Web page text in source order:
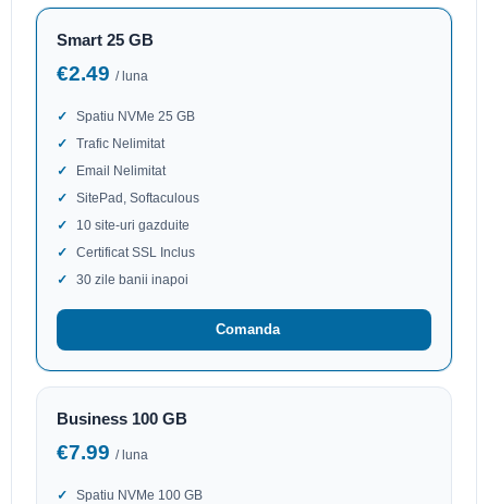
Smart 25 GB
€2.49 / luna
Spatiu NVMe 25 GB
Trafic Nelimitat
Email Nelimitat
SitePad, Softaculous
10 site-uri gazduite
Certificat SSL Inclus
30 zile banii inapoi
Comanda
Business 100 GB
€7.99 / luna
Spatiu NVMe 100 GB